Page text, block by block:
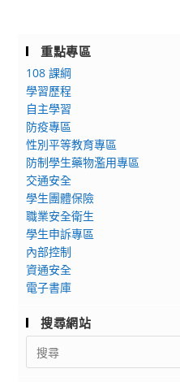
重點專區
108 課綱
學習歷程
自主學習
防疫專區
性別平等教育專區
防制學生藥物濫用專區
交通安全
學生團體保險
職業安全衛生
學生申訴專區
內部控制
資通安全
電子書庫
搜尋網站
Search
for: